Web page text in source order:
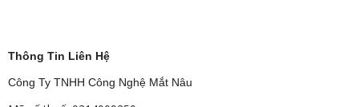
Thông Tin Liên Hệ
Công Ty TNHH Công Nghệ Mắt Nâu